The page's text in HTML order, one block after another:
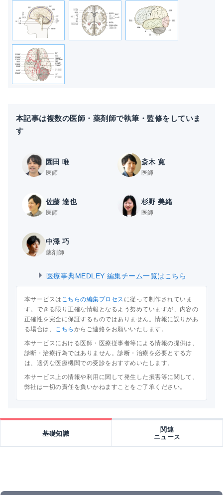
本記事は複数の医師・薬剤師で執筆・監修をしていま
す
園田 唯
医師
斎木 寛
医師
佐藤 達也
医師
杉野 美緒
医師
中澤 巧
薬剤師
医療事典MEDLEY 編集チーム一覧はこちら
本サービスは こちらの編集プロセス に従って制作されていま
す。できる限り正確な情報となるよう努めていますが、内容の
正確性を完全に保証するものではありません。情報に誤りがあ
る場合は、 こちら からご連絡をお願いいたします。
本サービスにおける医師・医療従事者等による情報の提供は、
診断・治療行為ではありません。診断・治療を必要とする方
は、適切な医療機関での受診をおすすめいたします。
本サービス上の情報や利用に関して発生した損害等に関して、
弊社は一切の責任を負いかねますことをご了承ください。
基礎知識
関連
ニュース